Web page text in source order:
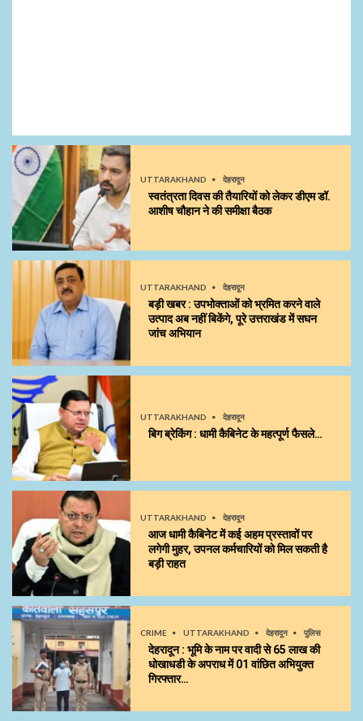
UTTARAKHAND देहरादून
स्वतंत्रता दिवस की तैयारियों को लेकर डीएम डॉ.
आशीष चौहान ने की समीक्षा बैठक
UTTARAKHAND देहरादून
बड़ी खबर : उपभोक्ताओं को भ्रमित करने वाले
उत्पाद अब नहीं बिकेंगे, पूरे उत्तराखंड में सघन
जांच अभियान
UTTARAKHAND देहरादून
बिग ब्रेकिंग : धामी कैबिनेट के महत्पूर्ण फैसले…
UTTARAKHAND देहरादून
आज धामी कैबिनेट में कई अहम प्रस्तावों पर
लगेगी मुहर, उपनल कर्मचारियों को मिल सकती है
बड़ी राहत
CRIME UTTARAKHAND देहरादून पुलिस
देहरादून : भूमि के नाम पर वादी से 65 लाख की
धोखाधडी के अपराध में 01 वांछित अभियुक्त
गिरफ्तार…